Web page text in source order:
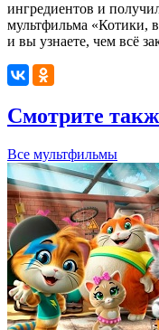
ингредиентов и
мультфильма «Котики,
и вы узнаете, чем всё
Смотрите
Все мультфильмы